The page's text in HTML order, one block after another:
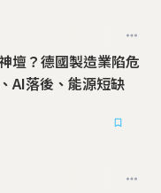
壇？德國製造業陷危
AI落後、能源短缺